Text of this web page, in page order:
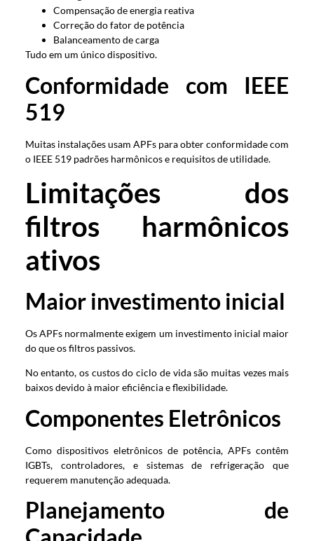
Compensação de energia reativa
Correção do fator de potência
Balanceamento de carga
Tudo em um único dispositivo.
Conformidade com IEEE
519
Muitas instalações usam APFs para obter conformidade com
o IEEE 519 padrões harmônicos e requisitos de utilidade.
Limitações dos
filtros harmônicos
ativos
Maior investimento inicial
Os APFs normalmente exigem um investimento inicial maior
do que os filtros passivos.
No entanto, os custos do ciclo de vida são muitas vezes mais
baixos devido à maior eficiência e flexibilidade.
Componentes Eletrônicos
Como dispositivos eletrônicos de potência, APFs contêm
IGBTs, controladores, e sistemas de refrigeração que
requerem manutenção adequada.
Planejamento de